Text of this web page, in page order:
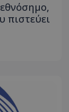
πιστεύει